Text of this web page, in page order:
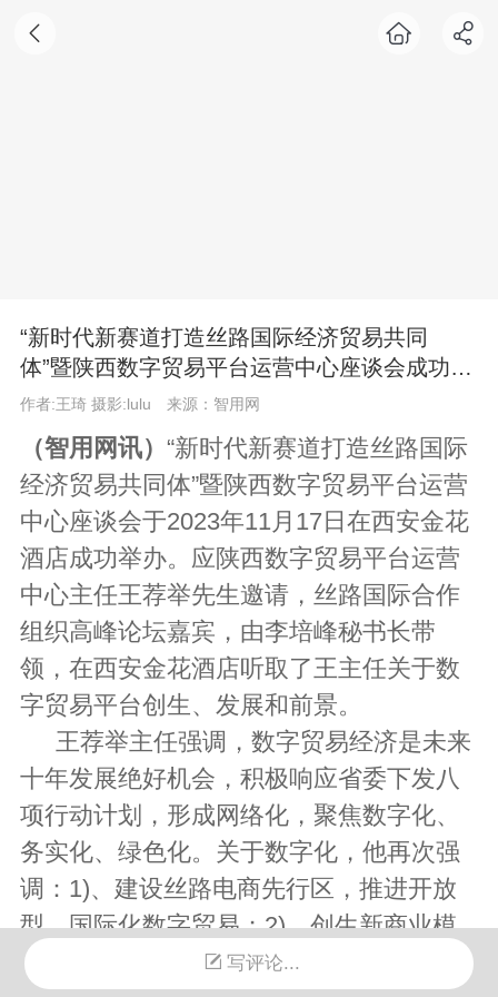
“新时代新赛道打造丝路国际经济贸易共同
体”暨陕西数字贸易平台运营中心座谈会成功举
办
作者:王琦 摄影:lulu 来源：智用网
（智用网讯）“新时代新赛道打造丝路国际
经济贸易共同体”暨陕西数字贸易平台运营
中心座谈会于2023年11月17日在西安金花
酒店成功举办。应陕西数字贸易平台运营
中心主任王荐举先生邀请，丝路国际合作
组织高峰论坛嘉宾，由李培峰秘书长带
领，在西安金花酒店听取了王主任关于数
字贸易平台创生、发展和前景。
王荐举主任强调，数字贸易经济是未来
十年发展绝好机会，积极响应省委下发八
项行动计划，形成网络化，聚焦数字化、
务实化、绿色化。关于数字化，他再次强
调：1)、建设丝路电商先行区，推进开放
型、国际化数字贸易；2)、创生新商业模
式，实现产业链、制造链和供应链联动机
写评论...